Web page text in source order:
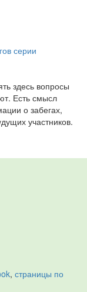
серии
здесь вопросы
Есть смысл
о забегах,
участников.
, страницы по